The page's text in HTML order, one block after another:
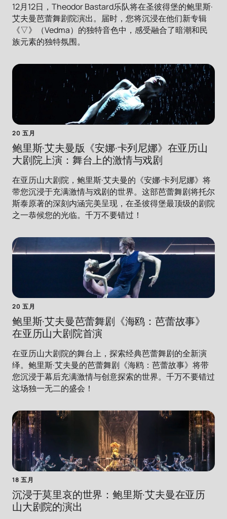
12月12日，Theodor Bastard乐队将在圣彼得堡的鲍里斯·
艾夫曼芭蕾舞剧院演出。届时，您将沉浸在他们新专辑
《▽》（Vedma）的独特音色中，感受融合了暗潮和民
族元素的独特氛围。
20 五月
鲍里斯·艾夫曼版《安娜·卡列尼娜》在亚历山
大剧院上演：舞台上的激情与戏剧
在亚历山大剧院，鲍里斯·艾夫曼的《安娜·卡列尼娜》将
带您沉浸于充满激情与戏剧的世界。这部芭蕾舞剧将托尔
斯泰原著的深刻内涵完美呈现，在圣彼得堡最顶级的剧院
之一恭候您的光临。千万不要错过！
20 五月
鲍里斯·艾夫曼芭蕾舞剧《海鸥：芭蕾故事》
在亚历山大剧院首演
在亚历山大剧院的舞台上，探索经典芭蕾舞剧的全新演
绎。鲍里斯·艾夫曼的芭蕾舞剧《海鸥：芭蕾故事》将带
您沉浸于幕后充满激情与创意探索的世界。千万不要错过
这场独一无二的盛会！
18 五月
沉浸于莫里哀的世界：鲍里斯·艾夫曼在亚历
山大剧院的演出